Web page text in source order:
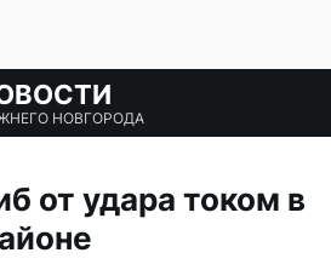
НОВГОРОДА
от удара током в